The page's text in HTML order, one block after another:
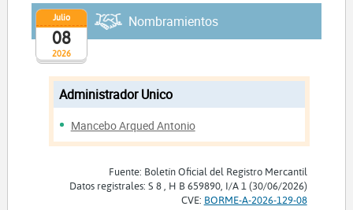
2026
Julio
08
Nombramientos
Administrador Unico
Mancebo Arqued Antonio
Fuente: Boletín Oficial del Registro Mercantil
Datos registrales: S 8 , H B 659890, I/A 1 (30/06/2026)
CVE: BORME-A-2026-129-08